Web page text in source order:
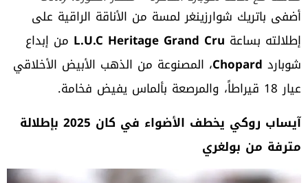
أضفى باتريك شوارزينغر لمسة من الأناقة الراقية على
إطلالته بساعة L.U.C Heritage Grand Cru من إبداع
شوبارد Chopard، المصنوعة من الذهب الأبيض الأخلاقي
عيار 18 قيراطاً، والمرصعة بألماس يفيض فخامة.
آيساب روكي يخطف الأضواء في كان 2025 بإطلالة
مترفة من بولغري